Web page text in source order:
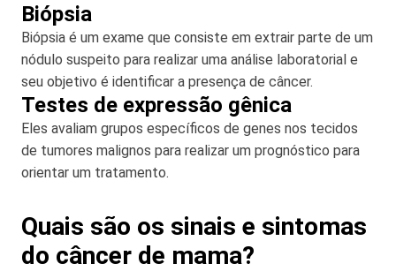
Biópsia
Biópsia é um exame que consiste em extrair parte de um
nódulo suspeito para realizar uma análise laboratorial e
seu objetivo é identificar a presença de câncer.
Testes de expressão gênica
Eles avaliam grupos específicos de genes nos tecidos
de tumores malignos para realizar um prognóstico para
orientar um tratamento.
Quais são os sinais e sintomas
do câncer de mama?